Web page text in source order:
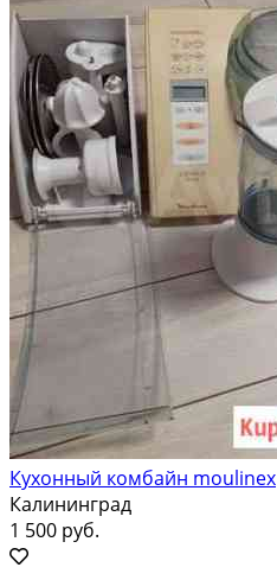
Кухонный комбайн moulinex
Калининград
1 500 руб.